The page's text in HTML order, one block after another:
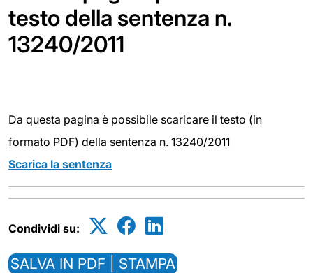
testo della sentenza n.
13240/2011
Da questa pagina è possibile scaricare il testo (in
formato PDF) della sentenza n. 13240/2011
Scarica la sentenza
Condividi su:
SALVA IN PDF | STAMPA